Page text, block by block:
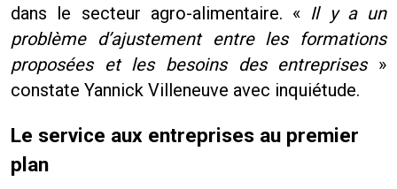
dans le secteur agro-alimentaire. « Il y a un
problème d’ajustement entre les formations
proposées et les besoins des entreprises»
constate Yannick Villeneuve avec inquiétude.
Le service aux entreprises au premier
plan